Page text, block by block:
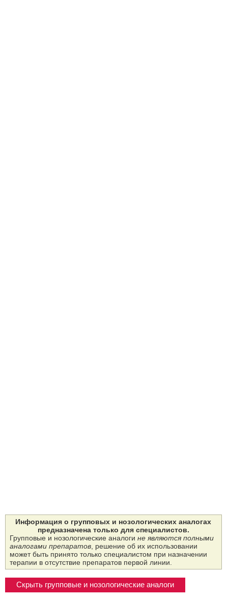
Информация о групповых и нозологических аналогах
предназначена только для специалистов.
Групповые и нозологические аналоги не являются полными
аналогами препаратов, решение об их использовании
может быть принято только специалистом при назначении
терапии в отсутствие препаратов первой линии.
Скрыть групповые и нозологические аналоги